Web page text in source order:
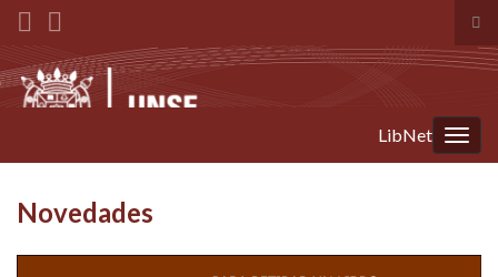
el
Search for:
la
LibNet
Novedades